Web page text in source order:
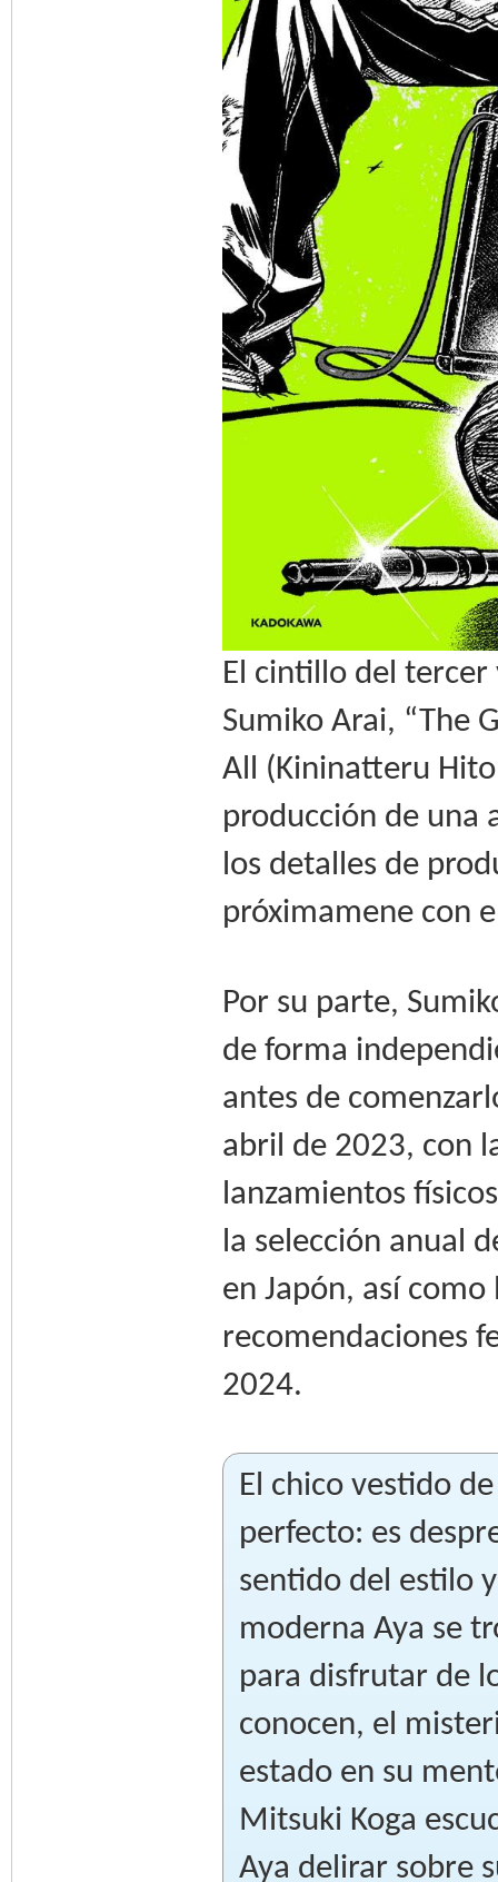
El cintillo del
Sumiko Arai, “The
All (Kininatteru
producción de una
los detalles de
próximamene con
Por su parte,
de forma
antes de
abril de 2023, con
lanzamientos
la selección anual
en Japón, así
recomendaciones
2024.
El chico vestido
perfecto: es
sentido del estilo
moderna Aya se
para disfrutar de
conocen, el
estado en su
Mitsuki Koga
Aya delirar sobre